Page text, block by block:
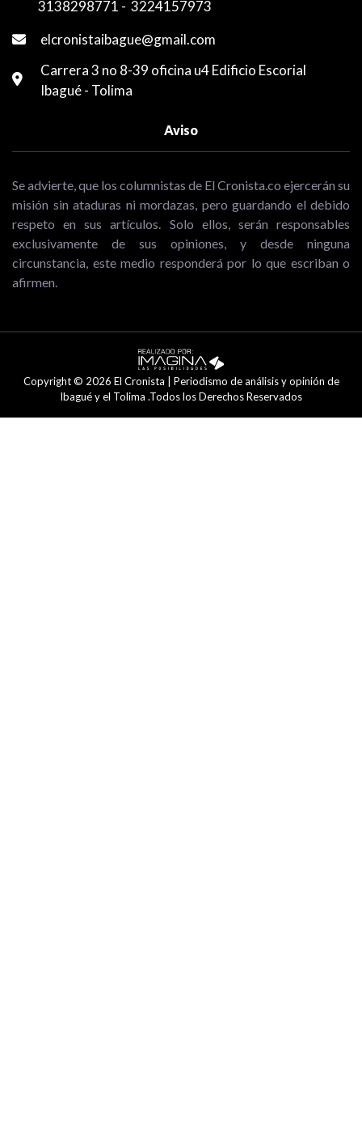
3138298771 - 3224157973
elcronistaibague@gmail.com
Carrera 3 no 8-39 oficina u4 Edificio Escorial
Ibagué - Tolima
Aviso
Se advierte, que los columnistas de El Cronista.co ejercerán su
misión sin ataduras ni mordazas, pero guardando el debido
respeto en sus artículos. Solo ellos, serán responsables
exclusivamente de sus opiniones, y desde ninguna
circunstancia, este medio responderá por lo que escriban o
afirmen.
Copyright © 2026 El Cronista | Periodismo de análisis y opinión de
Ibagué y el Tolima .Todos los Derechos Reservados